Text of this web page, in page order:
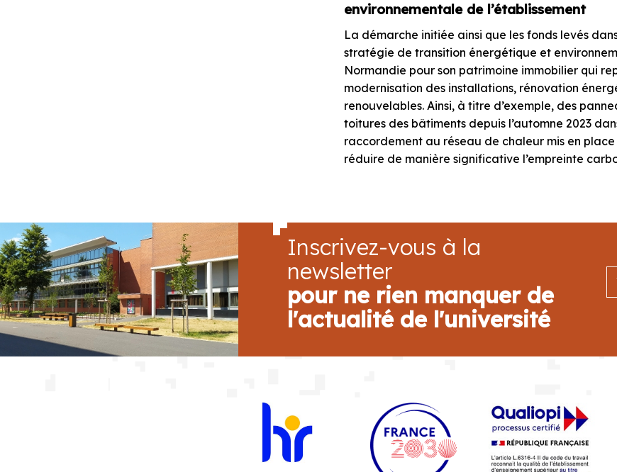
environnementale de l’établissement
La démarche initiée ainsi que les fonds levés
stratégie de transition énergétique et
Normandie pour son patrimoine immobilier qui
modernisation des installations, rénovation
renouvelables. Ainsi, à titre d’exemple, des
toitures des bâtiments depuis l’automne 2023
raccordement au réseau de chaleur mis en
réduire de manière significative l’empreinte
Inscrivez-vous à la
newsletter
pour ne rien manquer de
l'actualité de l'université